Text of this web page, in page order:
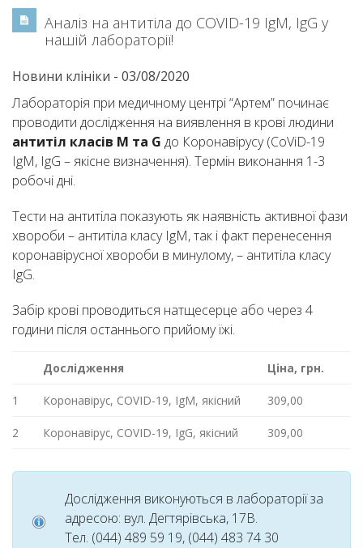
Аналіз на антитіла до COVID-19 IgM, IgG у
нашій лабораторії!
Новини клініки - 03/08/2020
Лабораторія при медичному центрі “Артем” починає
проводити дослідження на виявлення в крові людини
антитіл класів M та G до Коронавірусу (CoViD-19
IgM, IgG – якісне визначення). Термін виконання 1-3
робочі дні.
Тести на антитіла показують як наявність активної фази
хвороби – антитіла класу IgM, так і факт перенесення
коронавірусної хвороби в минулому, – антитіла класу
IgG.
Забір крові проводиться натщесерце або через 4
години після останнього прийому їжі.
Дослідження Ціна, грн.
1 Коронавірус, COVID-19, IgM, якісний 309,00
2 Коронавірус, COVID-19, IgG, якісний 309,00
Дослідження виконуються в лабораторії за
адресою: вул. Дегтярівська, 17В.
Тел. (044) 489 59 19, (044) 483 74 30